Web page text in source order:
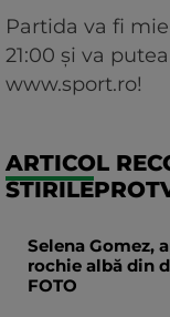
Partida va fi
21:00 și va
www.sport.ro!
ARTICOL
Selena Gomez,
rochie albă din
FOTO